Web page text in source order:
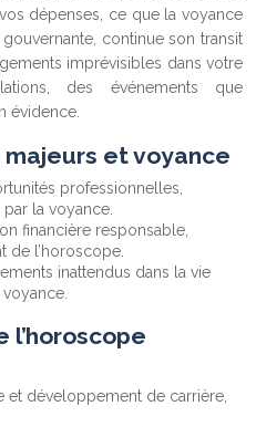
dépenses, ce que la voyance
continue son transit
imprévisibles dans votre
des événements que
évidence.
et voyance
professionnelles,
la voyance.
financière responsable,
de l’horoscope.
inattendus dans la vie
l’horoscope
et développement de carrière,